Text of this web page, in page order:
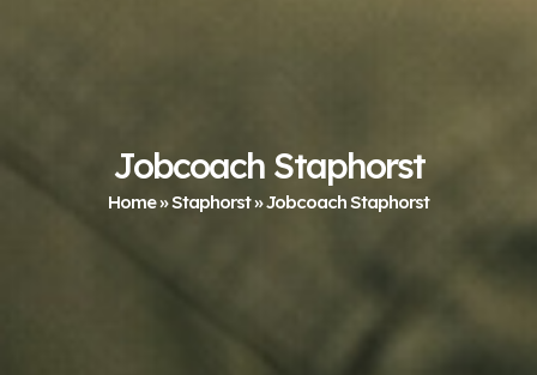
Jobcoach Staphorst
Home»Staphorst»Jobcoach Staphorst